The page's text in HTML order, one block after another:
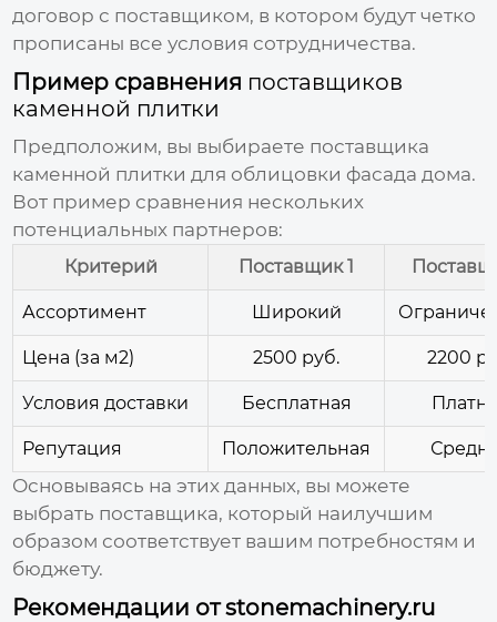
договор с поставщиком, в котором будут четко
прописаны все условия сотрудничества.
Пример сравнения поставщиков
каменной плитки
Предположим, вы выбираете поставщика
каменной плитки для облицовки фасада дома.
Вот пример сравнения нескольких
потенциальных партнеров:
Критерий Поставщик 1
Ассортимент Широкий
Цена (за м2) 2500 руб. 2200
Условия доставки Бесплатная
Репутация Положительная
Основываясь на этих данных, вы можете
выбрать поставщика, который наилучшим
образом соответствует вашим потребностям и
бюджету.
Рекомендации от stonemachinery.ru